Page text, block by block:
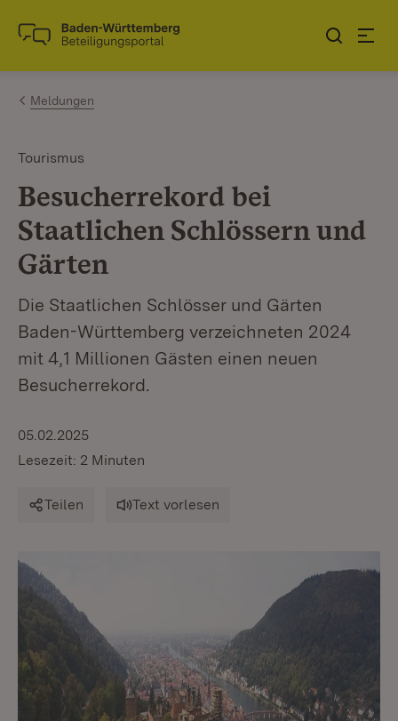
Zum Inhalt springen
Link zur Startseite
Meldungen
Tourismus
Besucherrekord bei
Staatlichen Schlössern und
Gärten
Die Staatlichen Schlösser und Gärten
Baden-Württemberg verzeichneten 2024
mit 4,1 Millionen Gästen einen neuen
Besucherrekord.
05.02.2025
Lesezeit: 2 Minuten
Teilen Text vorlesen